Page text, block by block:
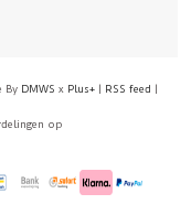
By DMWS x Plus+ | RSS feed |
op